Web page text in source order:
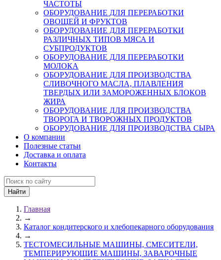
ЧАСТОТЫ
ОБОРУДОВАНИЕ ДЛЯ ПЕРЕРАБОТКИ
ОВОЩЕЙ И ФРУКТОВ
ОБОРУДОВАНИЕ ДЛЯ ПЕРЕРАБОТКИ
РАЗЛИЧНЫХ ТИПОВ МЯСА И
СУБПРОДУКТОВ
ОБОРУДОВАНИЕ ДЛЯ ПЕРЕРАБОТКИ
МОЛОКА
ОБОРУДОВАНИЕ ДЛЯ ПРОИЗВОДСТВА
СЛИВОЧНОГО МАСЛА, ПЛАВЛЕНИЯ
ТВЕРДЫХ ИЛИ ЗАМОРОЖЕННЫХ БЛОКОВ
ЖИРА
ОБОРУДОВАНИЕ ДЛЯ ПРОИЗВОДСТВА
ТВОРОГА И ТВОРОЖНЫХ ПРОДУКТОВ
ОБОРУДОВАНИЕ ДЛЯ ПРОИЗВОДСТВА СЫРА
О компании
Полезные статьи
Доставка и оплата
Контакты
Главная
→
Каталог кондитерского и хлебопекарного оборудования
→
ТЕСТОМЕСИЛЬНЫЕ МАШИНЫ, СМЕСИТЕЛИ,
ТЕМПЕРИРУЮЩИЕ МАШИНЫ, ЗАВАРОЧНЫЕ